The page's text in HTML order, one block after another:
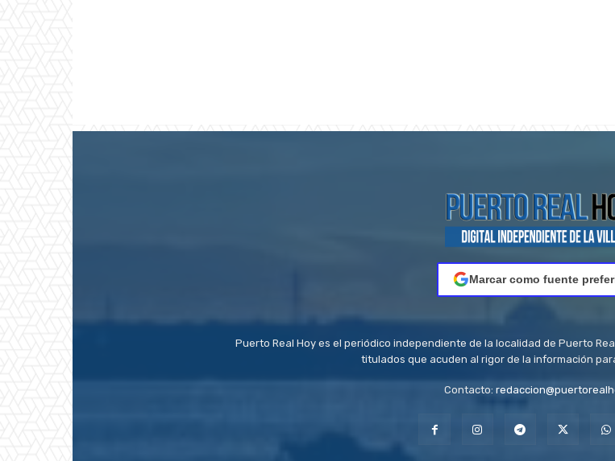
Marcar como fuente
Puerto Real Hoy es el periódico independiente de la localidad de Puerto
titulados que acuden al rigor de la información
Contacto: